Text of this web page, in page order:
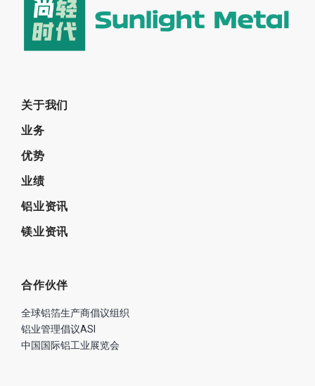
关于我们
业务
优势
业绩
铝业资讯
镁业资讯
合作伙伴
全球铝箔生产商倡议组织
铝业管理倡议ASI
中国国际铝工业展览会